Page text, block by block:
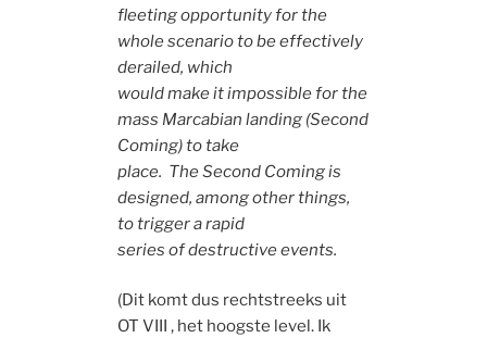
fleeting opportunity for the
whole scenario to be effectively
derailed, which
would make it impossible for the
mass Marcabian landing (Second
Coming) to take
place. The Second Coming is
designed, among other things,
to trigger a rapid
series of destructive events.
(Dit komt dus rechtstreeks uit
OT VIII , het hoogste level. Ik